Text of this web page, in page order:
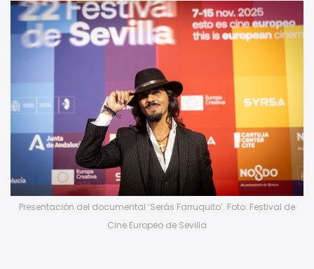
Presentación del documental ‘Serás Farruquito’. Foto: Festival de
Cine Europeo de Sevilla